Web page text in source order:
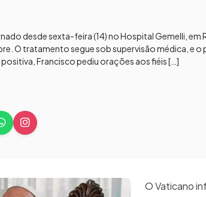
desde sexta-feira (14) no Hospital Gemelli,
O tratamento segue sob supervisão médica, e
Francisco pediu orações aos fiéis […]
O Vaticano